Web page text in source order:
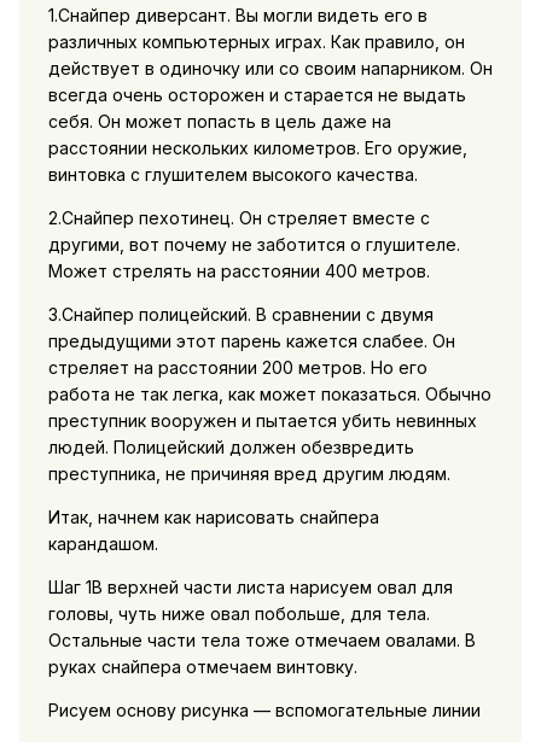
1.Снайпер диверсант. Вы могли видеть его в
различных компьютерных играх. Как правило, он
действует в одиночку или со своим напарником. Он
всегда очень осторожен и старается не выдать
себя. Он может попасть в цель даже на
расстоянии нескольких километров. Его оружие,
винтовка с глушителем высокого качества.
2.Снайпер пехотинец. Он стреляет вместе с
другими, вот почему не заботится о глушителе.
Может стрелять на расстоянии 400 метров.
3.Снайпер полицейский. В сравнении с двумя
предыдущими этот парень кажется слабее. Он
стреляет на расстоянии 200 метров. Но его
работа не так легка, как может показаться. Обычно
преступник вооружен и пытается убить невинных
людей. Полицейский должен обезвредить
преступника, не причиняя вред другим людям.
Итак, начнем как нарисовать снайпера
карандашом.
Шаг 1В верхней части листа нарисуем овал для
головы, чуть ниже овал побольше, для тела.
Остальные части тела тоже отмечаем овалами. В
руках снайпера отмечаем винтовку.
Рисуем основу рисунка — вспомогательные линии